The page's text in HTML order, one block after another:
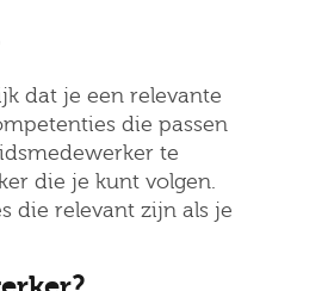
dat je een relevante
die passen
te
die je kunt volgen.
die relevant zijn als je